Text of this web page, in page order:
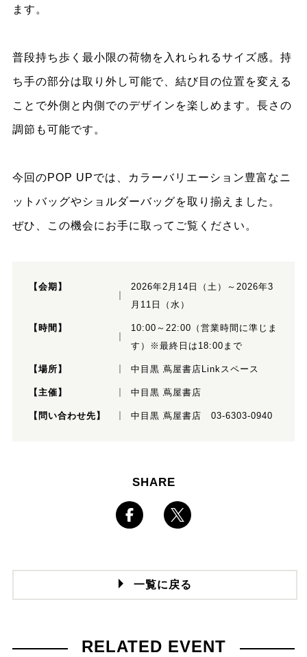
ます。
普段持ち歩く最小限の荷物を入れられるサイズ感。持
ち手の部分は取り外し可能で、結び目の位置を変える
ことで外側と内側でのデザインを楽しめます。長さの
調節も可能です。
今回のPOP UPでは、カラーバリエーション豊富なニ
ットバッグやショルダーバッグを取り揃えました。
ぜひ、この機会にお手に取ってご覧ください。
【会期】
2026年2月14日（土）～2026年3
月11日（水）
【時間】
10:00～22:00（営業時間に準じま
す）※最終日は18:00まで
【場所】 中目黒 蔦屋書店Linkスペース
【主催】 中目黒 蔦屋書店
【問い合わせ先】 中目黒 蔦屋書店 03-6303-0940
SHARE
一覧に戻る
RELATED EVENT